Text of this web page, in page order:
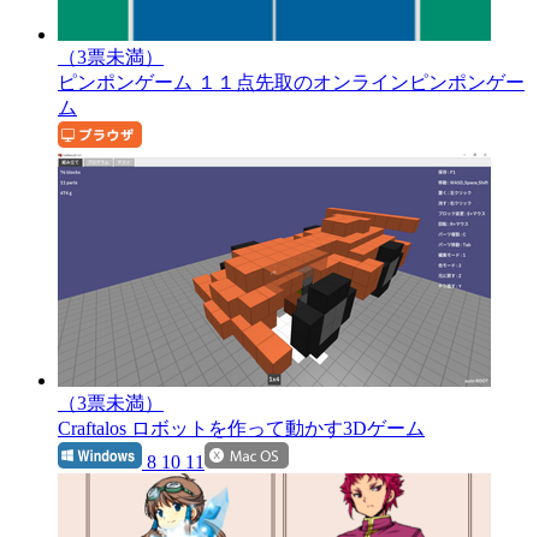
（3票未満）
ピンポンゲーム １１点先取のオンラインピンポンゲー
ム
（3票未満）
Craftalos ロボットを作って動かす3Dゲーム
8 10 11